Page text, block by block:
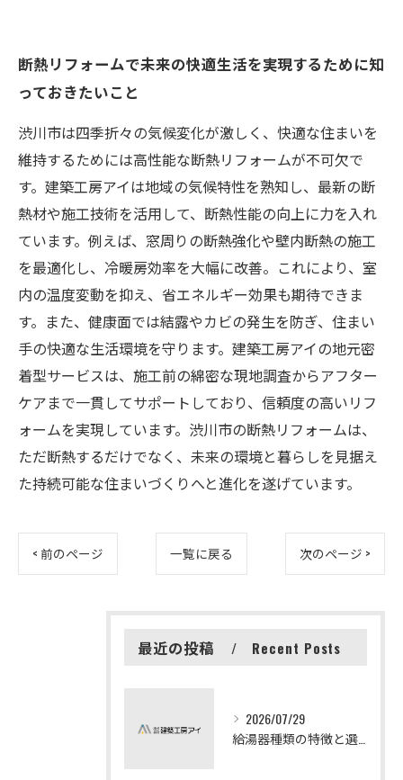
断熱リフォームで未来の快適生活を実現するために知
っておきたいこと
渋川市は四季折々の気候変化が激しく、快適な住まいを
維持するためには高性能な断熱リフォームが不可欠で
す。建築工房アイは地域の気候特性を熟知し、最新の断
熱材や施工技術を活用して、断熱性能の向上に力を入れ
ています。例えば、窓周りの断熱強化や壁内断熱の施工
を最適化し、冷暖房効率を大幅に改善。これにより、室
内の温度変動を抑え、省エネルギー効果も期待できま
す。また、健康面では結露やカビの発生を防ぎ、住まい
手の快適な生活環境を守ります。建築工房アイの地元密
着型サービスは、施工前の綿密な現地調査からアフター
ケアまで一貫してサポートしており、信頼度の高いリフ
ォームを実現しています。渋川市の断熱リフォームは、
ただ断熱するだけでなく、未来の環境と暮らしを見据え
た持続可能な住まいづくりへと進化を遂げています。
< 前のページ 一覧に戻る 次のページ >
最近の投稿 Recent Posts
2026/07/29